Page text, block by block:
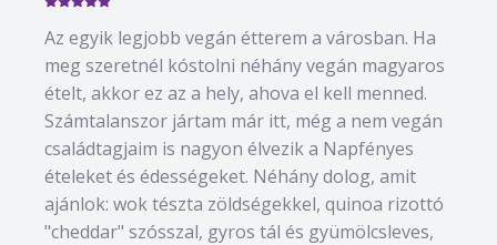
Az egyik legjobb vegán étterem a városban. Ha
meg szeretnél kóstolni néhány vegán magyaros
ételt, akkor ez az a hely, ahova el kell menned.
Számtalanszor jártam már itt, még a nem vegán
családtagjaim is nagyon élvezik a Napfényes
ételeket és édességeket. Néhány dolog, amit
ajánlok: wok tészta zöldségekkel, quinoa rizottó
"cheddar" szósszal, gyros tál és gyümölcsleves,